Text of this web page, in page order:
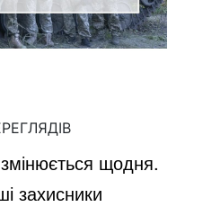
щодня.
захисники